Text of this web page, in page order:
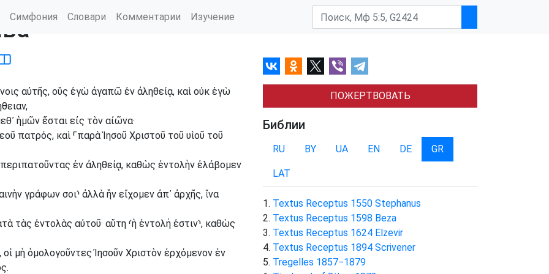
Симфония Словари Комментарии Изучение
αὐτῆς, οὓς ἐγὼ ἀγαπῶ ἐν ἀληθείᾳ, καὶ οὐκ ἐγὼ
ἡμῶν ἔσται εἰς τὸν αἰῶνα·
πατρός, καὶ ⸀παρὰ Ἰησοῦ Χριστοῦ τοῦ υἱοῦ τοῦ
ἐν ἀληθείᾳ, καθὼς ἐντολὴν ἐλάβομεν
γράφων σοι⸃ ἀλλὰ ἣν εἴχομεν ἀπ᾽ ἀρχῆς, ἵνα
τὰς ἐντολὰς αὐτοῦ· αὕτη ⸂ἡ ἐντολή ἐστιν⸃, καθὼς
μὴ ὁμολογοῦντες Ἰησοῦν Χριστὸν ἐρχόμενον ἐν
ПОЖЕРТВОВАТЬ
Библии
RU BY UA EN DE GR
LAT
Textus Receptus 1550 Stephanus
Textus Receptus 1598 Beza
Textus Receptus 1624 Elzevir
Textus Receptus 1894 Scrivener
Tregelles 1857−1879